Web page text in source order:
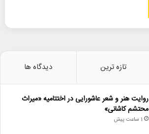
تازه ترین دیدگاه ها
روایت هنر و شعر عاشورایی در اختتامیه «میراث
محتشم کاشانی»
1 ساعت پیش